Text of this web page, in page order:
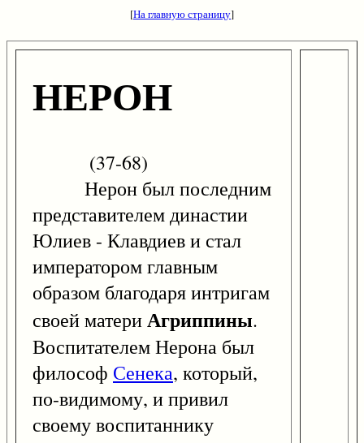
[На главную страницу]
НЕРОН
(37-68)
Нерон был последним
представителем династии
Юлиев - Клавдиев и стал
императором главным
образом благодаря интригам
своей материАгриппины.
Воспитателем Нерона был
философ Сенека, который,
по-видимому, и привил
своему воспитаннику